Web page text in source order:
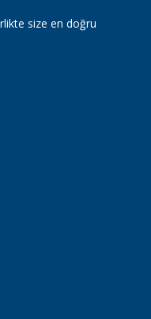
size en doğru